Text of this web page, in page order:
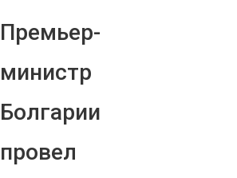
Премьер-
министр
Болгарии
провел